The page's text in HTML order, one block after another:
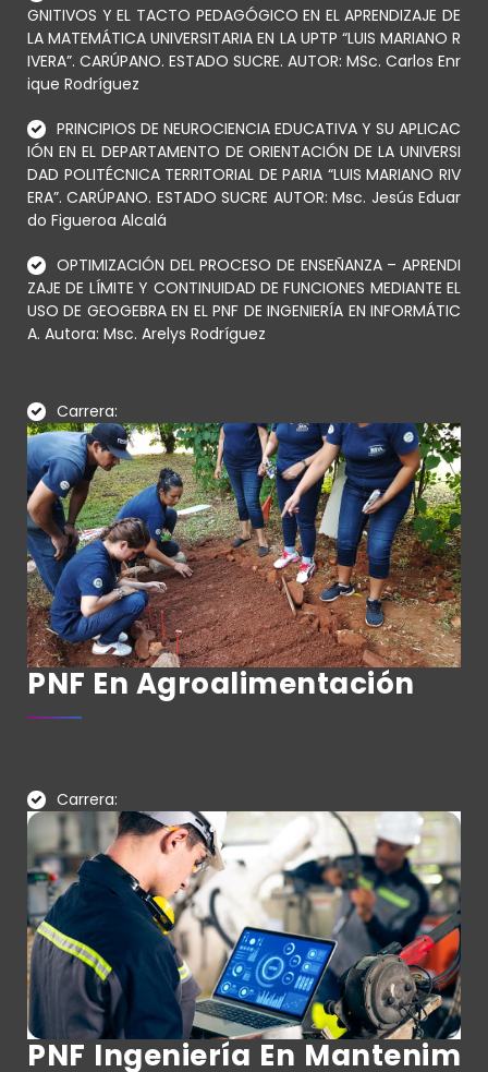
GNITIVOS Y EL TACTO PEDAGÓGICO EN EL APRENDIZAJE DE
LA MATEMÁTICA UNIVERSITARIA EN LA UPTP “LUIS MARIANO R
IVERA”. CARÚPANO. ESTADO SUCRE. AUTOR: MSc. Carlos Enr
ique Rodríguez
PRINCIPIOS DE NEUROCIENCIA EDUCATIVA Y SU APLICAC
IÓN EN EL DEPARTAMENTO DE ORIENTACIÓN DE LA UNIVERSI
DAD POLITÉCNICA TERRITORIAL DE PARIA “LUIS MARIANO RIV
ERA”. CARÚPANO. ESTADO SUCRE AUTOR: Msc. Jesús Eduar
do Figueroa Alcalá
OPTIMIZACIÓN DEL PROCESO DE ENSEÑANZA – APRENDI
ZAJE DE LÍMITE Y CONTINUIDAD DE FUNCIONES MEDIANTE EL
USO DE GEOGEBRA EN EL PNF DE INGENIERÍA EN INFORMÁTIC
A. Autora: Msc. Arelys Rodríguez
Carrera:
PNF En Agroalimentación
Carrera:
PNF Ingeniería En Mantenim